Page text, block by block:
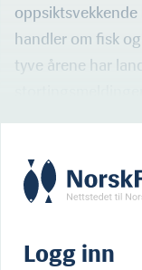
handler om fisk
tyve årene har
Logg inn